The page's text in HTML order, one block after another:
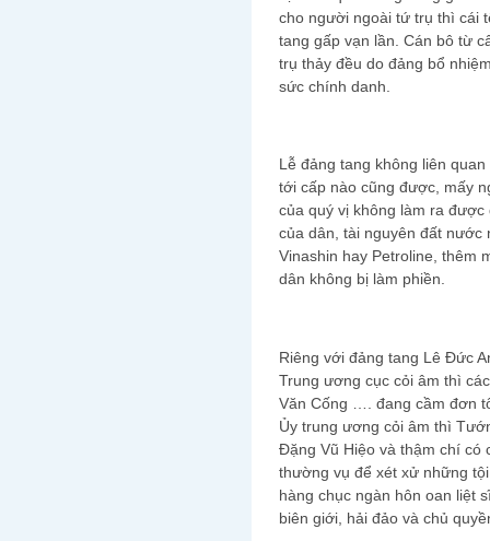
cho người ngoài tứ trụ thì cái
tang gấp vạn lần. Cán bô từ
trụ thảy đều do đảng bổ
sức chính danh.
Lễ đảng tang không liên
tới cấp nào cũng được, mấy
của quý vị không làm ra
của dân, tài nguyên đất nước
Vinashin hay Petroline, thêm
dân không bị làm phiền.
Riêng với đảng tang Lê Đức
Trung ương cục cỏi âm thì
Văn Cống …. đang cầm đơn
Ủy trung ương cỏi âm thì
Đặng Vũ Hiệo và thậm chí có
thường vụ để xét xử những
hàng chục ngàn hôn oan liệt
biên giới, hải đảo và chủ